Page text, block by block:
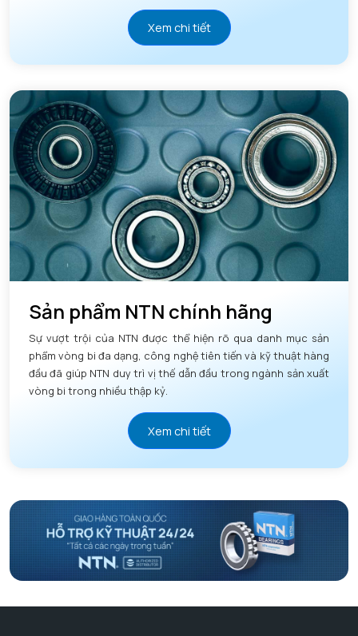
Xem chi tiết
Sản phẩm NTN chính hãng
Sự vượt trội của NTN được thể hiện rõ qua danh mục sản
phẩm vòng bi đa dạng, công nghệ tiên tiến và kỹ thuật hàng
đầu đã giúp NTN duy trì vị thế dẫn đầu trong ngành sản xuất
vòng bi trong nhiều thập kỷ.
Xem chi tiết